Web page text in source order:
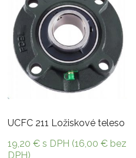
UCFC 211 Ložiskové teleso
19,20€ s DPH (16,00€ bez
DPH)